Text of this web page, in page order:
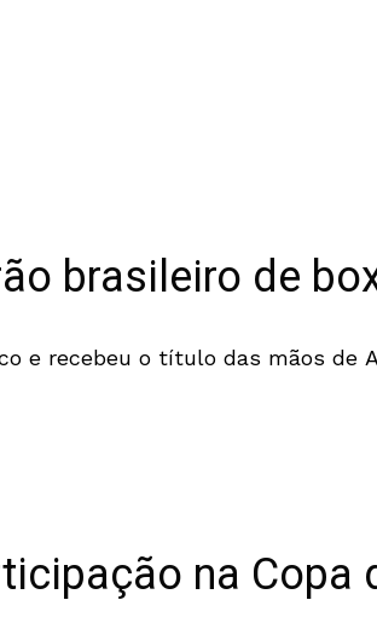
brasileiro de
e recebeu o título das mãos de
na Copa